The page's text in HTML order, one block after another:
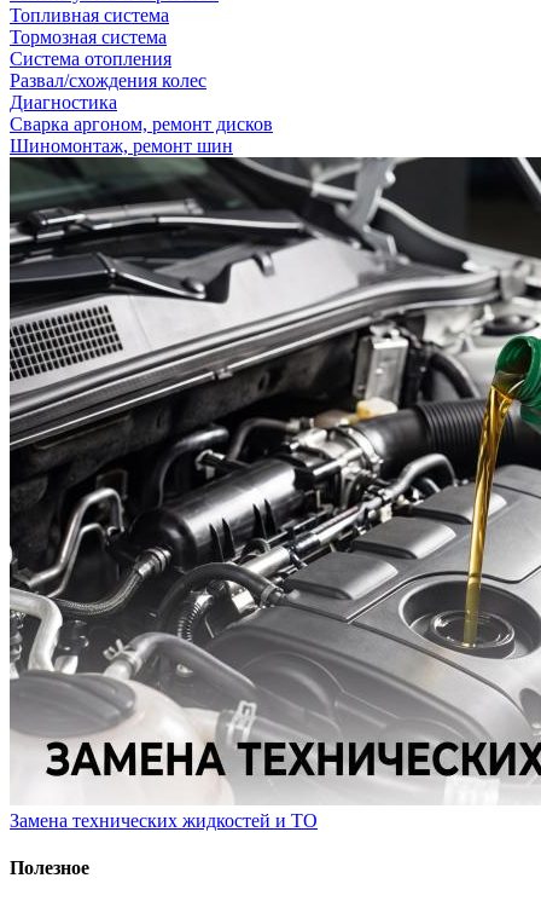
Топливная система
Тормозная система
Система отопления
Развал/схождения колес
Диагностика
Сварка аргоном, ремонт дисков
Шиномонтаж, ремонт шин
Замена технических жидкостей и ТО
Полезное